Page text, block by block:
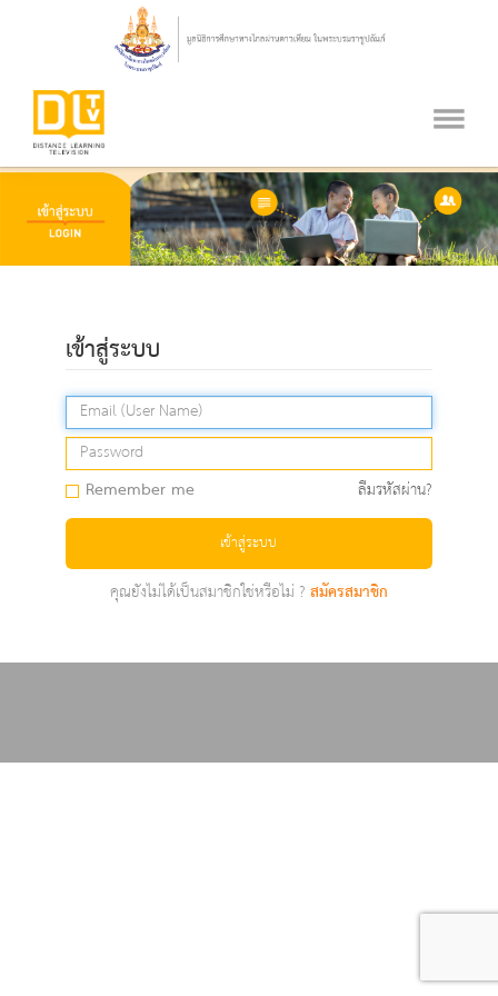
เข้าสู่ระบบ
Remember me ลืมรหัสผ่าน?
เข้าสู่ระบบ
คุณยังไม่ได้เป็นสมาชิกใช่หรือไม่ ?สมัครสมาชิก